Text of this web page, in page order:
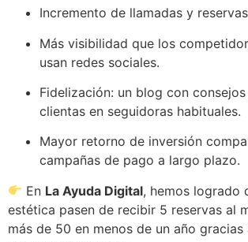
Incremento de llamadas y
Más visibilidad que los
usan redes sociales.
Fidelización: un blog con
clientas en seguidoras habituales.
Mayor retorno de inversión
campañas de pago a largo plazo.
En La Ayuda Digital, hemos logrado
estética pasen de recibir 5 reservas al
más de 50 en menos de un año